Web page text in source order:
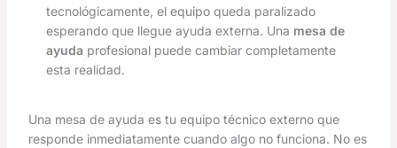
tecnológicamente, el equipo queda paralizado
esperando que llegue ayuda externa. Una mesa de
ayuda profesional puede cambiar completamente
esta realidad.
Una mesa de ayuda es tu equipo técnico externo que
responde inmediatamente cuando algo no funciona. No es